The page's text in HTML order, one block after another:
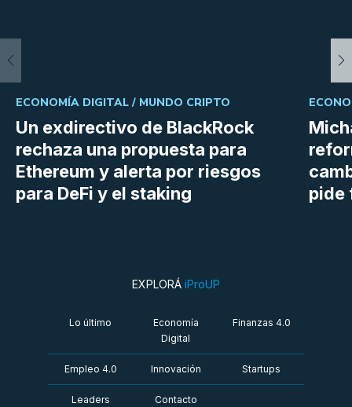
Un exdirectivo de BlackRock
rechaza una propuesta para
Ethereum y alerta por riesgos
para DeFi y el staking
ECONOMÍA DIGITAL / MUNDO CRIPTO
pide
EXPLORÁ iProUP
Lo último
Economía
Digital
Finanzas 4.0
Empleo 4.0 Innovación Startups
Leaders Contacto